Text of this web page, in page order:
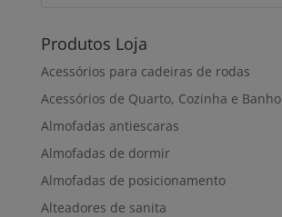
Produtos Loja
Acessórios para cadeiras de rodas
Acessórios de Quarto, Cozinha e Banho
Almofadas antiescaras
Almofadas de dormir
Almofadas de posicionamento
Alteadores de sanita